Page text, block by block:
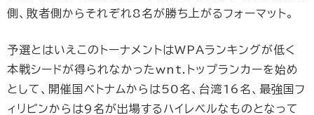
側、敗者側からそれぞれ8名が勝ち上がるフォーマット。
予選とはいえこのトーナメントはWPAランキングが低く
本戦シードが得られなかったwnt.トップランカーを始め
として、開催国ベトナムからは50名、台湾16名、最強国フ
ィリピンからは9名が出場するハイレベルなものとなって